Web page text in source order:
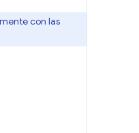
con las